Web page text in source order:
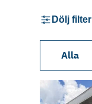
Dölj filter
Alla